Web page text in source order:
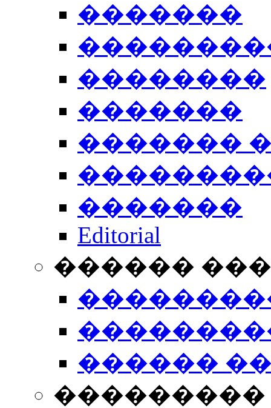
�������
��������
�������
�������
�������
Editorial
������
������
���������